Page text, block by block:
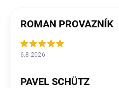
ROMAN PROVAZNÍK
6.8.2026
PAVEL SCHÜTZ